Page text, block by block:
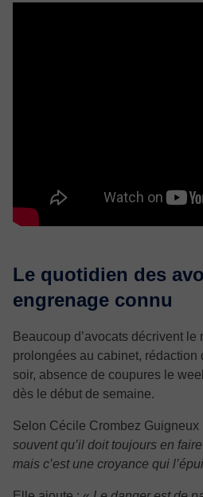
Le quotidien des
engrenage connu
Beaucoup d’avocats décrivent
prolongées au cabinet, rédaction
soir, absence de coupures le
dès le début de semaine.
Selon Cécile Crombez Guigneux
souvent qu’il doit toujours en
mais c’est une croyance qui